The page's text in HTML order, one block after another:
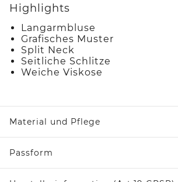
Highlights
Langarmbluse
Grafisches Muster
Split Neck
Seitliche Schlitze
Weiche Viskose
Material und Pflege
Passform